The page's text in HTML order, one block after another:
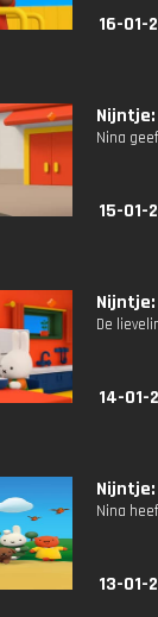
16-01-
Nina
15-01-
De
14-01-
Nina
13-01-